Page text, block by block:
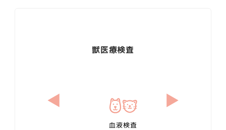
獣医療検査
血液検査